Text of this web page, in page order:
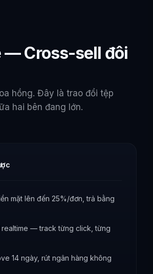
Cross-sell đôi
hồng. Đây là trao đổi tệp
hai bên đang lớn.
mặt lên đến 25%/đơn, trả bằng
realtime — track từng click, từng
14 ngày, rút ngân hàng không